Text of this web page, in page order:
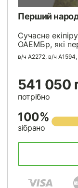
Перший
Сучасне
ОАЕМБр, які
в/ч А2272, в/ч
541 050
потрібно
100%
зібрано